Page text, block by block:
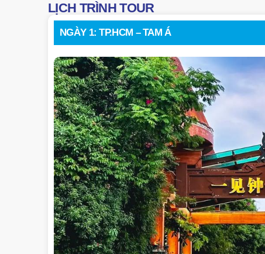
LỊCH TRÌNH TOUR
NGÀY 1: TP.HCM – TAM Á